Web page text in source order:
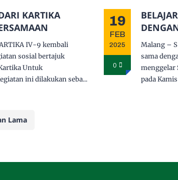
KARTIKA
IV-9 kembali
sosial bertajuk
Untuk
ini dilakukan seba...
19
FEB
2025
0
Malang –
sama
menggelar
pada
Lama